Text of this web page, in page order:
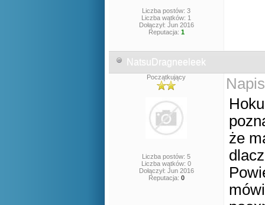
Liczba postów: 3
Liczba wątków: 1
Dołączył: Jun 2016
Reputacja: 1
NatsuDragneeleek
Początkujący
Liczba postów: 5
Liczba wątków: 0
Dołączył: Jun 2016
Reputacja: 0
że